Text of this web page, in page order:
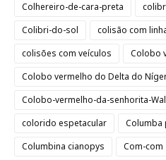
Colhereiro-de-cara-preta
Colibri-do-sol
colisão com
colisões com veículos
Colobo
Colobo vermelho do Delta do
Colobo-vermelho-da-senhorita-
colorido espetacular
Columba
Columbina cianopys
Com-com